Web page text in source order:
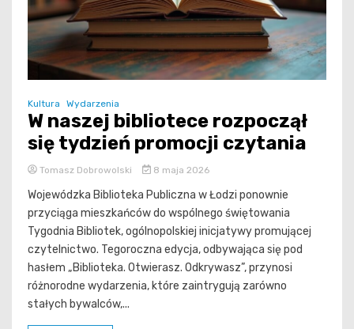
Kultura Wydarzenia
W naszej bibliotece rozpoczął
się tydzień promocji czytania
Tomasz Dobrowolski 8 maja 2026
Wojewódzka Biblioteka Publiczna w Łodzi ponownie
przyciąga mieszkańców do wspólnego świętowania
Tygodnia Bibliotek, ogólnopolskiej inicjatywy promującej
czytelnictwo. Tegoroczna edycja, odbywająca się pod
hasłem „Biblioteka. Otwierasz. Odkrywasz”, przynosi
różnorodne wydarzenia, które zaintrygują zarówno
stałych bywalców,...